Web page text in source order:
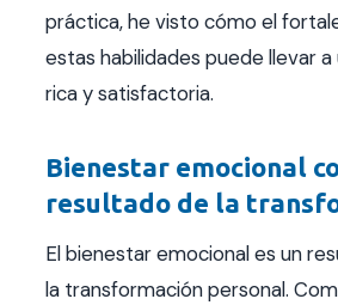
práctica, he visto cómo el
estas habilidades puede llevar a
rica y satisfactoria.
Bienestar emocional
resultado de la
El bienestar emocional es un
la transformación personal.